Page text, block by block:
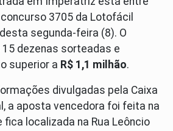
3705 da Lotofácil
segunda-feira (8). O
dezenas sorteadas e
superior a R$ 1,1 milhão.
divulgadas pela Caixa
a aposta vencedora foi feita na
fica localizada na Rua Leôncio